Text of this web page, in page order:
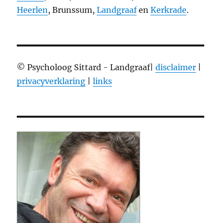
Heerlen , Brunssum,LandgraafenKerkrade.
© Psycholoog Sittard - Landgraaf|disclaimer
privacyverklaring |links